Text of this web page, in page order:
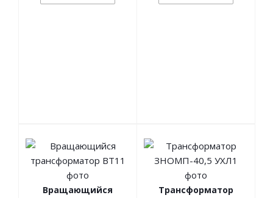
Вращающийся
Трансформатор